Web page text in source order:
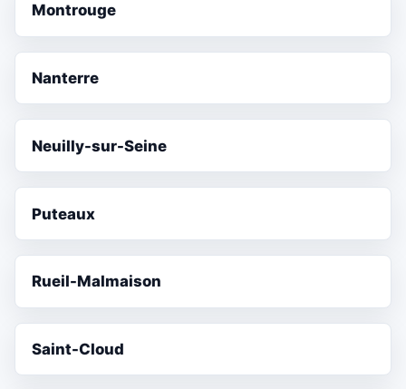
Montrouge
Nanterre
Neuilly-sur-Seine
Puteaux
Rueil-Malmaison
Saint-Cloud